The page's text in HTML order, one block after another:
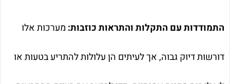
התמודדות עם התקלות והתראות כוזבות: מערכות אלו
דורשות דיוק גבוה, אך לעיתים הן עלולות להתריע בטעות או